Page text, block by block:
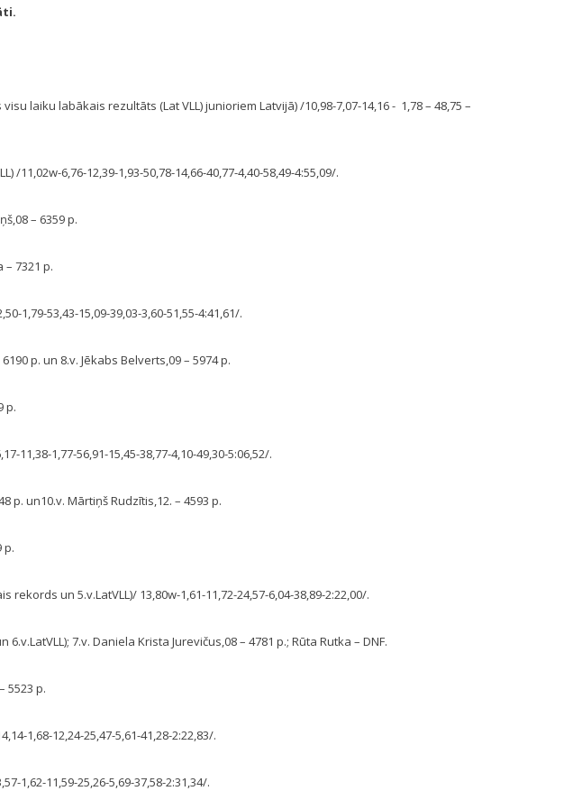
visu laiku labākais rezultāts (Lat VLL) junioriem Latvijā) /10,98-7,07-14,16 - 1,78 – 48,75 –
/11,02w-6,76-12,39-1,93-50,78-14,66-40,77-4,40-58,49-4:55,09/.
– 6359 p.
7321 p.
1,79-53,43-15,09-39,03-3,60-51,55-4:41,61/.
p. un 8.v. Jēkabs Belverts,09 – 5974 p.
p.
11,38-1,77-56,91-15,45-38,77-4,10-49,30-5:06,52/.
p. un10.v. Mārtiņš Rudzītis,12. – 4593 p.
p.
rekords un 5.v.LatVLL)/ 13,80w-1,61-11,72-24,57-6,04-38,89-2:22,00/.
7.v. Daniela Krista Jurevičus,08 – 4781 p.; Rūta Rutka – DNF.
5523 p.
1,68-12,24-25,47-5,61-41,28-2:22,83/.
1,62-11,59-25,26-5,69-37,58-2:31,34/.